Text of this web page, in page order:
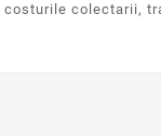
colectarii,